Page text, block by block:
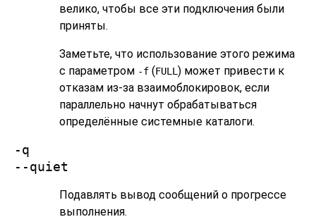
велико, чтобы все эти подключения были
приняты.
Заметьте, что использование этого режима
с параметром -f (FULL) может привести к
отказам из-за взаимоблокировок, если
параллельно начнут обрабатываться
определённые системные каталоги.
-q
--quiet
Подавлять вывод сообщений о прогрессе
выполнения.